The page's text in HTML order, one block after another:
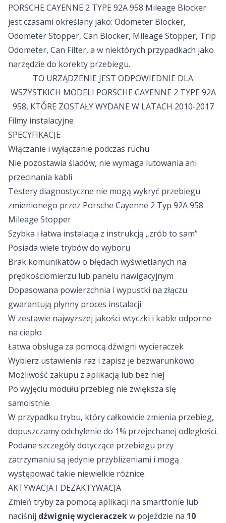
PORSCHE CAYENNE 2 TYPE 92A 958 Mileage Blocker
jest czasami określany jako: Odometer Blocker,
Odometer Stopper, Can Blocker, Mileage Stopper, Trip
Odometer, Can Filter, a w niektórych przypadkach jako
narzędzie do korekty przebiegu.
TO URZĄDZENIE JEST ODPOWIEDNIE DLA
WSZYSTKICH MODELI PORSCHE CAYENNE 2 TYPE 92A
958, KTÓRE ZOSTAŁY WYDANE W LATACH 2010-2017
Filmy instalacyjne
SPECYFIKACJE
Włączanie i wyłączanie podczas ruchu
Nie pozostawia śladów, nie wymaga lutowania ani
przecinania kabli
Testery diagnostyczne nie mogą wykryć przebiegu
zmienionego przez Porsche Cayenne 2 Typ 92A 958
Mileage Stopper
Szybka i łatwa instalacja z instrukcją „zrób to sam”
Posiada wiele trybów do wyboru
Brak komunikatów o błędach wyświetlanych na
prędkościomierzu lub panelu nawigacyjnym
Dopasowana powierzchnia i wypustki na złączu
gwarantują płynny proces instalacji
W zestawie najwyższej jakości wtyczki i kable odporne
na ciepło
Łatwa obsługa za pomocą dźwigni wycieraczek
Wybierz ustawienia raz i zapisz je bezwarunkowo
Możliwość zakupu z aplikacją lub bez niej
Po wyjęciu modułu przebieg nie zwiększa się
samoistnie
W przypadku trybu, który całkowicie zmienia przebieg,
dopuszczamy odchylenie do 1% przejechanej odległości.
Podane szczegóły dotyczące przebiegu przy
zatrzymaniu są jedynie przybliżeniami i mogą
występować takie niewielkie różnice.
AKTYWACJA I DEZAKTYWACJA
Zmień tryby za pomocą aplikacji na smartfonie lub
naciśnij dźwignię wycieraczekw pojeździe na 10